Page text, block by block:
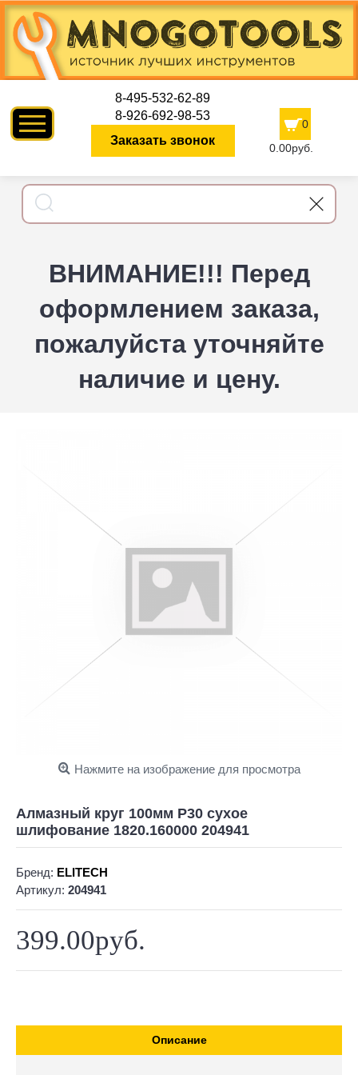
8-495-532-62-89
8-926-692-98-53
Заказать звонок
0
0.00руб.
ВНИМАНИЕ!!! Перед
оформлением заказа,
пожалуйста уточняйте
наличие и цену.
Нажмите на изображение для просмотра
Алмазный круг 100мм P30 сухое
шлифование 1820.160000 204941
Бренд: ELITECH
Артикул: 204941
399.00руб.
Описание